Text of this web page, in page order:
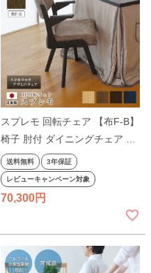
スプレモ 回転チェア 【布F-B】
椅子 肘付 ダイニングチェア 食
堂椅子 回転式 高暖卓用 ダイニ
ングこたつ用 シンプル アサヒ
日本製 国産
送料無料 3年保証
レビューキャンペーン対象
70,300